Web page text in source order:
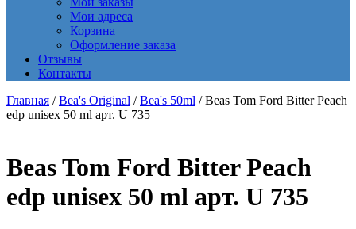
Мои адреса
Корзина
Оформление заказа
Отзывы
Контакты
Главная /Bea's Original /Bea's 50ml / Beas Tom Ford Bitter Peach
edp unisex 50 ml арт. U 735
Beas Tom Ford Bitter Peach
edp unisex 50 ml арт. U 735